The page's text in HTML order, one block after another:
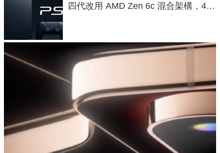
四代改用 AMD Zen 6c 混合架構，4K